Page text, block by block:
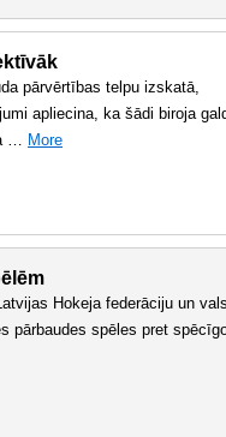
pārvērtības telpu izskatā,
apliecina, ka šādi biroja
… More
Hokeja federāciju un
pārbaudes spēles pret